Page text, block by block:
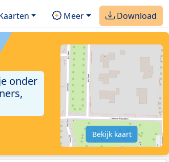
Meer Download
onder
Bekijk kaart